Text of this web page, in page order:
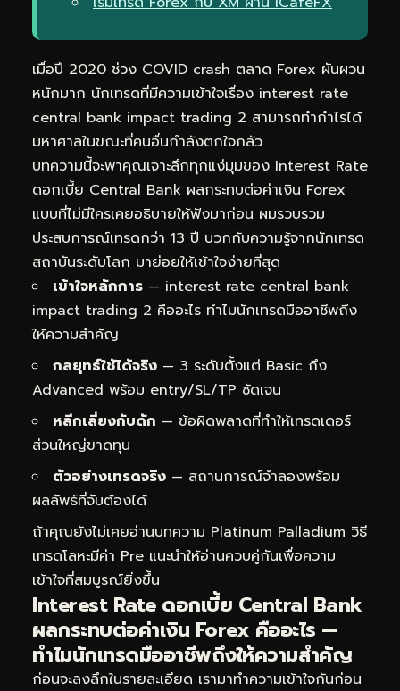
เมื่อปี 2020 ช่วง COVID crash ตลาด Forex ผันผวน
หนักมาก นักเทรดที่มีความเข้าใจเรื่อง interest rate
central bank impact trading 2 สามารถทำกำไรได้
มหาศาลในขณะที่คนอื่นกำลังตกใจกลัว
บทความนี้จะพาคุณเจาะลึกทุกแง่มุมของ Interest Rate
ดอกเบี้ย Central Bank ผลกระทบต่อค่าเงิน Forex
แบบที่ไม่มีใครเคยอธิบายให้ฟังมาก่อน ผมรวบรวม
ประสบการณ์เทรดกว่า 13 ปี บวกกับความรู้จากนักเทรด
สถาบันระดับโลก มาย่อยให้เข้าใจง่ายที่สุด
เข้าใจหลักการ — interest rate central bank
impact trading 2 คืออะไร ทำไมนักเทรดมืออาชีพถึง
ให้ความสำคัญ
กลยุทธ์ใช้ได้จริง — 3 ระดับตั้งแต่ Basic ถึง
Advanced พร้อม entry/SL/TP ชัดเจน
หลีกเลี่ยงกับดัก — ข้อผิดพลาดที่ทำให้เทรดเดอร์
ส่วนใหญ่ขาดทุน
ตัวอย่างเทรดจริง — สถานการณ์จำลองพร้อม
ผลลัพธ์ที่จับต้องได้
ถ้าคุณยังไม่เคยอ่านบทความ Platinum Palladium วิธี
เทรดโลหะมีค่า Pre แนะนำให้อ่านควบคู่กันเพื่อความ
เข้าใจที่สมบูรณ์ยิ่งขึ้น
Interest Rate ดอกเบี้ย Central Bank
ผลกระทบต่อค่าเงิน Forex คืออะไร —
ทำไมนักเทรดมืออาชีพถึงให้ความสำคัญ
ก่อนจะลงลึกในรายละเอียด เรามาทำความเข้าใจกันก่อน